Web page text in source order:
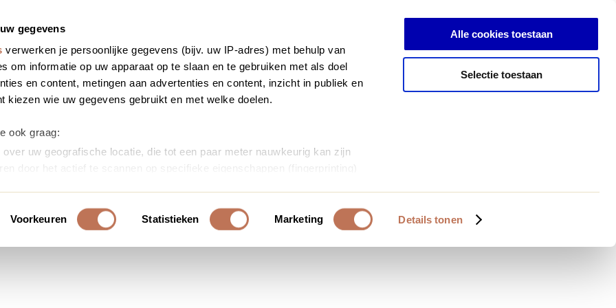
gegevens
verwerken je persoonlijke gegevens (bijv. uw IP-adres) met behulp van
om informatie op uw apparaat op te slaan en te gebruiken met als doel
en content, metingen aan advertenties en content, inzicht in publiek en
kiezen wie uw gegevens gebruikt en met welke doelen.
ook graag:
uw geografische locatie, die tot een paar meter nauwkeurig kan zijn
door het actief te scannen op specifieke eigenschappen (fingerprinting)
Voorkeuren Statistieken Marketing Details tonen
Alle cookies toestaan
Selectie toestaan
Inloggen